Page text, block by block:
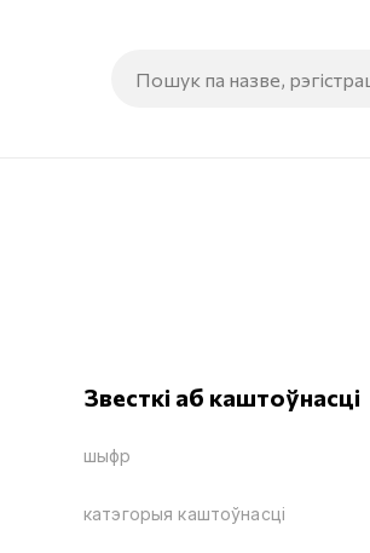
Звесткі аб каштоўнасці
шыфр
катэгорыя каштоўнасці